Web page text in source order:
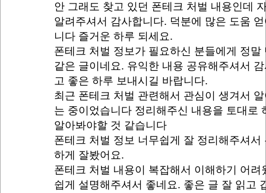
안 그래도 찾고 있던 폰테크 처벌 내용인데
알려주셔서 감사합니다. 덕분에 많은 도움
니다 즐거운 하루 되세요.
폰테크 처벌 정보가 필요하신 분들에게 정말
같은 글이네요. 유익한 내용 공유해주셔서
고 좋은 하루 보내시길 바랍니다.
최근 폰테크 처벌 관련해서 관심이 생겨서
는 중이었습니다 정리해주신 내용을 토대로
알아봐야할 것 같습니다
폰테크 처벌 정보 너무쉽게 잘 정리해주셔서
하게 잘봤어요.
폰테크 처벌 내용이 복잡해서 이해하기 어려
쉽게 설명해주셔서 좋네요. 좋은 글 잘 읽고